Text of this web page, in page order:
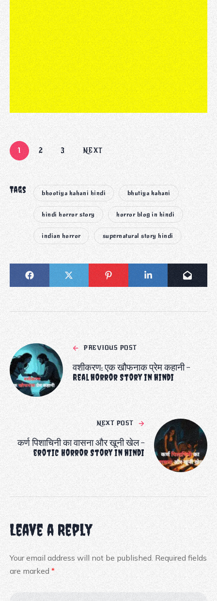
1 2 3 NEXT
Tags bhootiya kahani hindi bhutiya kahani
hindi horror story horror blog in hindi
indian horror supernatural story hindi
PREVIOUS POST
वशीकरण: एक खौफनाक प्रेम कहानी –
Real horror Story in hindi
NEXT POST
कर्ण पिशाचिनी का वासना और खूनी खेल –
erotic Horror Story in hindi
Leave a Reply
Your email address will not be published. Required fields
are marked *